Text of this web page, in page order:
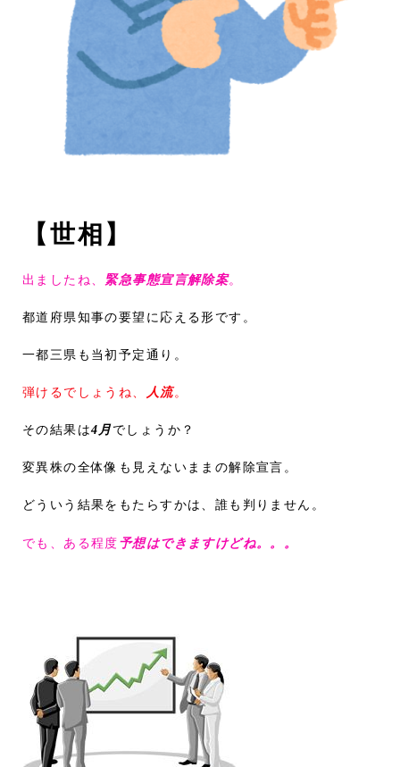
【世相】
出ましたね、 緊急事態宣言解除案。
都道府県知事の要望に応える形です。
一都三県も当初予定通り。
弾けるでしょうね、 人流。
その結果は4月でしょうか？
変異株の全体像も見えないままの解除宣言。
どういう結果をもたらすかは、誰も判りません。
でも、ある程度予想はできますけどね。。。